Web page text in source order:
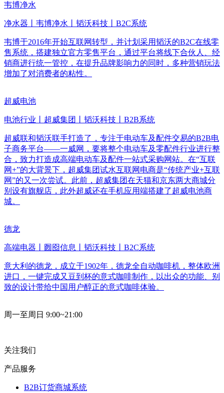
韦博净水
净水器丨韦博净水丨韬沃科技丨B2C系统
韦博于2016年开始互联网转型，并计划采用韬沃的B2C在线零
售系统，搭建独立官方零售平台，通过平台将线下合伙人、经
销商进行统一管控，在提升品牌影响力的同时，多种营销玩法
增加了对消费者的粘性。
超威电池
电池行业丨超威集团丨韬沃科技丨B2B系统
超威联和韬沃联手打造了，专注于电动车及配件交易的B2B电
子商务平台——一威网，要将整个电动车及零配件行业进行整
合，致力打造成高端电动车及配件一站式采购网站。在“互联
网+”的大背景下，超威集团试水互联网电商是“传统产业+互联
网”的又一次尝试。此前，超威集团在天猫和京东两大商城分
别设有旗舰店，此外超威还在手机应用端搭建了超威电池商
城。
德龙
高端电器丨囫囵信息丨韬沃科技丨B2C系统
意大利的德龙，成立于1902年，德龙全自动咖啡机，整体欧洲
进口，一键完成又豆到杯的意式咖啡制作，以出众的功能、别
致的设计带给中国用户醇正的意式咖啡体验。
周一至周日 9:00~21:00
关注我们
产品服务
B2B订货商城系统